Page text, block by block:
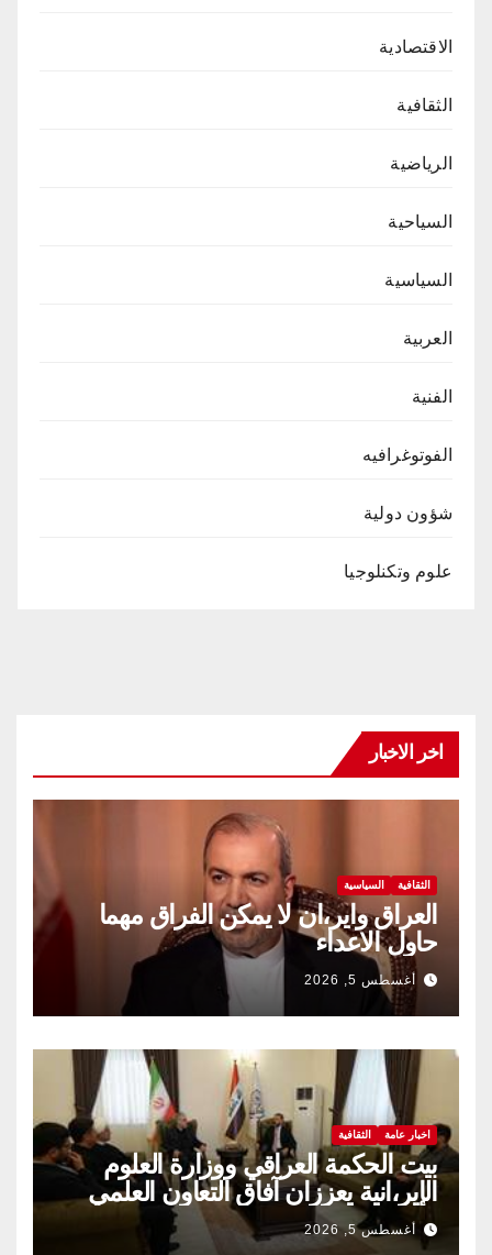
الاقتصادية
الثقافية
الرياضية
السياحية
السياسية
العربية
الفنية
الفوتوغرافيه
شؤون دولية
علوم وتكنلوجيا
اخر الاخبار
الثقافية السياسية
العراق واير،ان لا يمكن الفراق مهما
حاول الاعداء
أغسطس 5, 2026
اخبار عامة الثقافية
بيت الحكمة العراقي ووزارة العلوم
الإير،انية يعززان آفاق التعاون العلمي
والثقافي.
أغسطس 5, 2026